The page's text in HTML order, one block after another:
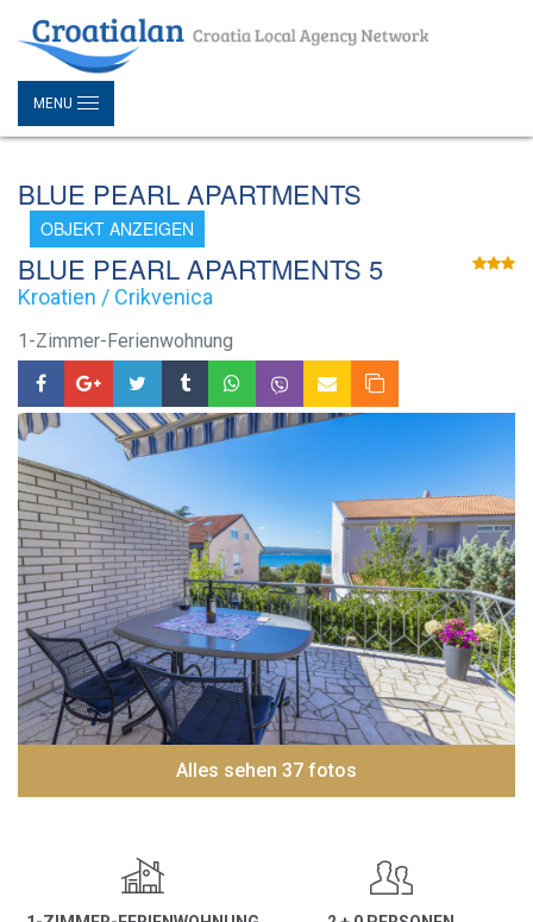
MENU
BLUE PEARL APARTMENTS
OBJEKT ANZEIGEN
BLUE PEARL APARTMENTS 5
Kroatien / Crikvenica
1-Zimmer-Ferienwohnung
Alles sehen 37 fotos